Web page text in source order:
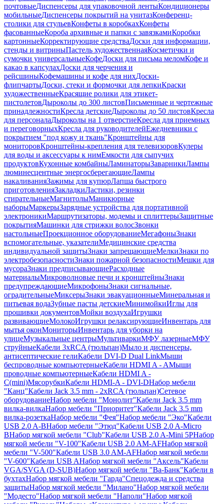
почтовыеДиспенсеры для упаковочной лентыКондиционеры
мобильныеДиспенсеры покрытий на унитазКонференц-
столики для стульевКонфеты в коробкахКонфеты
фасованныеКороба архивные и папки с завязкамиКоробки
картонныеКорректирующие средстваДоски для информации,
стенды и витриныПастель художественнаяКосметички и
сумочки универсальныеКофеДоски для письма меломКофе и
какао в капсулахДоски для черчения и
рейсшиныКофемашины и кофе для нихДоски-
флипчартыДоски, стеки и формочки для лепкиКраски
художественныеКрасящие ролики для этикет-
пистолетовДыроколы до 300 листовПисьменные и чертежные
принадлежностиКресла детскиеДыроколы до 50 листовКресла
для персоналаДыроколы на 1 отверстиеКресла для приемных
и переговорныхКресла для руководителейЕжедневники с
покрытием "под кожу и ткань"Кронштейны для
мониторовКронштейны-крепления для телевизоровКулеры
для воды и аксессуары к нимЕмкости для сыпучих
продуктовКухонные комбайныЛаминаторыЗаварникиЛампы
люминесцентные энергосберегающиеЛампы
накаливанияЗажимы для купюрЛапша быстрого
приготовленияЗакладкиЛастики, резинки
стирательныеМагнитолыМаникюрные
наборыМаркерыЗарядные устройства для портативной
электроникиМаршрутизаторы, модемы и сплиттерыЗащитные
покрытияМашинки для стрижки волосЗвонки
настольныеПроекционное оборудованиеМегафоныЗнаки
вспомогательные, указателиМедицинские средства
индивидуальной защитыЗнаки запрещающиеМелкиЗнаки по
электробезопасностиЗнаки пожарной безопасностиМешки для
мусораЗнаки предписывающиеРасходные
материалыМикроволновые печи и кронштейныЗнаки
предупреждающиеМикрофоныЗнаки сигнальные,
оградительныеМиксерыЗнаки эвакуационныеМинеральная и
питьевая водаЗубные пасты детскиеМинимойкиИглы для
прошивки документовМойки воздухаИгрушки
развивающиеМолокоИгрушки релаксирующиеИнвентарь для
мытья оконМониторыИнвентарь для уборки на
улицеМузыкальные центрыМультиваркиМФУ лазерныеМФУ
струйныеКабели 3xRCA (тюльпан)Мыло и диспенсеры,
антисептические гелиКабели DVI-D Dual LinkМыши
беспроводные компьютерныеКабели HDMI A - AМыши
проводные компьютерныеКабели HDMI A -
C(mini)МясорубкиКабели HDMI-A - DVI-DНабор мебели
"Канц"Кабели Jack 3.5 mm - 2xRCA (тюльпан)Сетевое
оборудованиеНабор мебели "Монолит"Кабели Jack 3.5 mm
вилка-вилкаНабор мебели "Приоритет"Кабели Jack 3.5 mm
вилка-розеткаНабор мебели "Фея"Набор мебели "Эко"Кабели
USB 2.0 A-BНабор мебели "Этюд"Кабели USB 2.0 A-Micro
BНабор мягкой мебели "Club"Кабели USB 2.0 A-Mini 5PНабор
мягкой мебели "V-100"Кабели USB 2.0 AM-AFНабор мягкой
мебели "V-500"Кабели USB 3.0 AM-AFНабор мягкой мебели
"V-600"Кабели USB AНабор мягкой мебели "Аксель"Кабели
VGA/SVGA (D-SUB)Набор мягкой мебели "Ва-Банк"Кабели в
бухтахНабор мягкой мебели "Гарда"Спецодежда и средства
защитыНабор мягкой мебели "Милано"Набор мягкой мебели
"Модесто"Набор мягкой мебели "Наполи"Набор мягкой